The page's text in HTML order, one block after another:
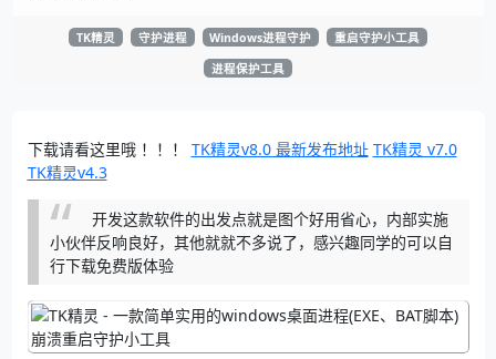
TK精灵 守护进程 Windows进程守护
重启守护小工具
进程保护工具
下载请看这里哦 ！！！ TK精灵v8.0 最新发布地址 TK精灵 v7.0
TK精灵v4.3
开发这款软件的出发点就是图个好用省心，内部实施
小伙伴反响良好，其他就就不多说了，感兴趣同学的可以自
行下载免费版体验